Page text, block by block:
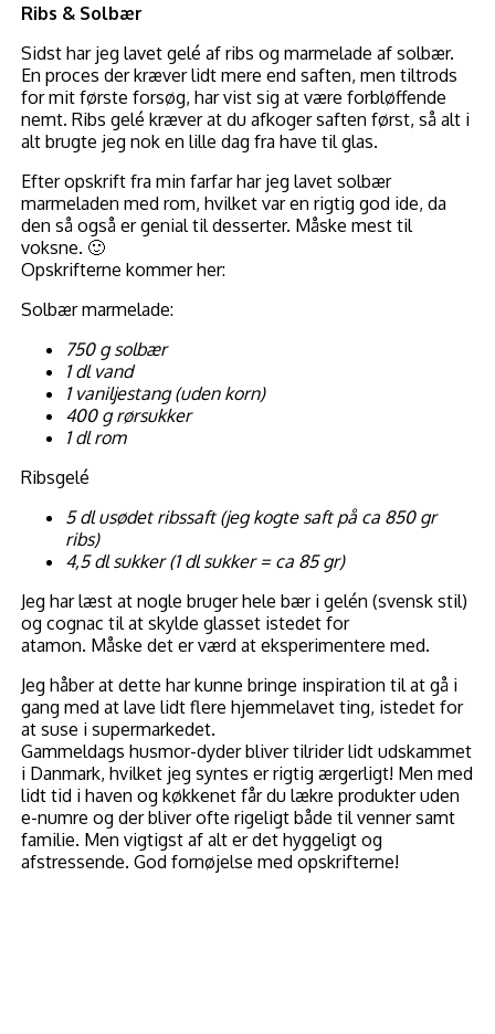
Ribs & Solbær
Sidst har jeg lavet gelé af ribs og marmelade af solbær.
En proces der kræver lidt mere end saften, men tiltrods
for mit første forsøg, har vist sig at være forbløffende
nemt. Ribs gelé kræver at du afkoger saften først, så alt i
alt brugte jeg nok en lille dag fra have til glas.
Efter opskrift fra min farfar har jeg lavet solbær
marmeladen med rom, hvilket var en rigtig god ide, da
den så også er genial til desserter. Måske mest til
voksne. 🙂
Opskrifterne kommer her:
Solbær marmelade:
750 g solbær
1 dl vand
1 vaniljestang (uden korn)
400 g rørsukker
1 dl rom
Ribsgelé
5 dl usødet ribssaft (jeg kogte saft på ca 850 gr
ribs)
4,5 dl sukker (1 dl sukker = ca 85 gr)
Jeg har læst at nogle bruger hele bær i gelén (svensk stil)
og cognac til at skylde glasset istedet for
atamon. Måske det er værd at eksperimentere med.
Jeg håber at dette har kunne bringe inspiration til at gå i
gang med at lave lidt flere hjemmelavet ting, istedet for
at suse i supermarkedet.
Gammeldags husmor-dyder bliver tilrider lidt udskammet
i Danmark, hvilket jeg syntes er rigtig ærgerligt! Men med
lidt tid i haven og køkkenet får du lækre produkter uden
e-numre og der bliver ofte rigeligt både til venner samt
familie. Men vigtigst af alt er det hyggeligt og
afstressende. God fornøjelse med opskrifterne!